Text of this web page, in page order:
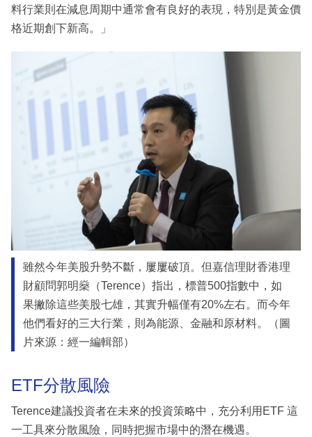
料行業則在減息周期中通常會有良好的表現，特別是黃金價
格近期創下新高。」
雖然今年美股升勢不斷，屢屢破頂。但嘉信理財香港理
財顧問郭明燊（Terence）指出，標普500指數中，如
果撇除這些美股七雄，其實升幅僅有20%左右。而今年
他們看好的三大行業，則為能源、金融和原材料。（圖
片來源：經一編輯部）
ETF分散風險
Terence建議投資者在未來的投資策略中，充分利用ETF 這
一工具來分散風險，同時把握市場中的潛在機遇。